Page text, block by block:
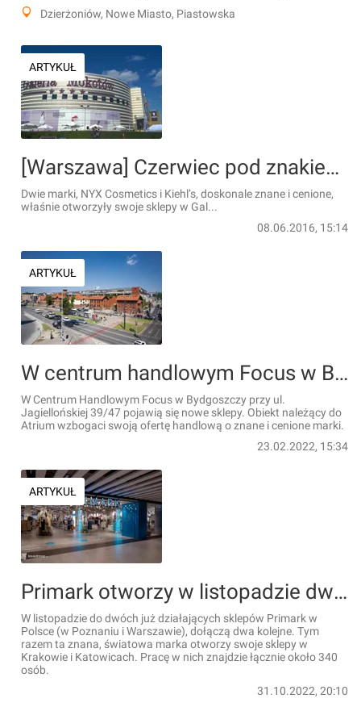
Dzierżoniów, Nowe Miasto, Piastowska
ARTYKUŁ
[Warszawa] Czerwiec pod znakiem kultowych marek w Galerii Mokotów. Nowe sklepy już otwarte
Dwie marki, NYX Cosmetics i Kiehl’s, doskonale znane i cenione,
właśnie otworzyły swoje sklepy w Gal...
08.06.2016, 15:14
ARTYKUŁ
W centrum handlowym Focus w Bydgoszczy pojawią się nowe sklepy i palarnia kawy
W Centrum Handlowym Focus w Bydgoszczy przy ul.
Jagiellońskiej 39/47 pojawią się nowe sklepy. Obiekt należący do
Atrium wzbogaci swoją ofertę handlową o znane i cenione marki.
23.02.2022, 15:34
ARTYKUŁ
Primark otworzy w listopadzie dwa nowe sklepy w Polsce, w Krakowie i Katowicach
W listopadzie do dwóch już działających sklepów Primark w
Polsce (w Poznaniu i Warszawie), dołączą dwa kolejne. Tym
razem ta znana, światowa marka otworzy swoje sklepy w
Krakowie i Katowicach. Pracę w nich znajdzie łącznie około 340
osób.
31.10.2022, 20:10